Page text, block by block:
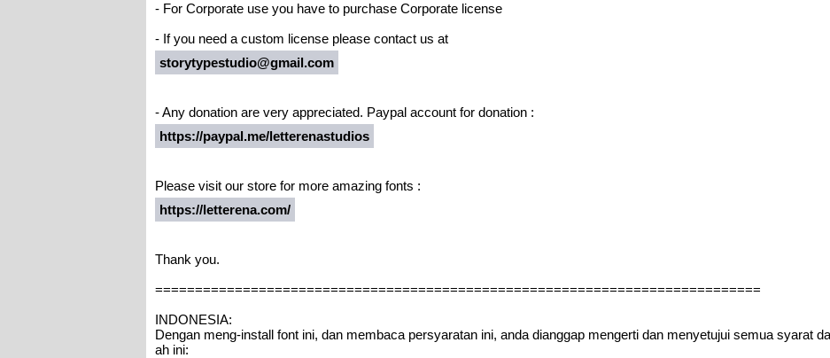
- For Corporate use you have to purchase Corporate license
- If you need a custom license please contact us at
storytypestudio@gmail.com
- Any donation are very appreciated. Paypal account for donation :
https://paypal.me/letterenastudios
Please visit our store for more amazing fonts :
https://letterena.com/
Thank you.
============================================================================
INDONESIA:
Dengan meng-install font ini, dan membaca persyaratan ini, anda dianggap mengerti dan menyetujui semua syarat
ah ini: